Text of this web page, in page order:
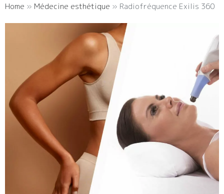
Home » Médecine esthétique » Radiofréquence Exilis 360